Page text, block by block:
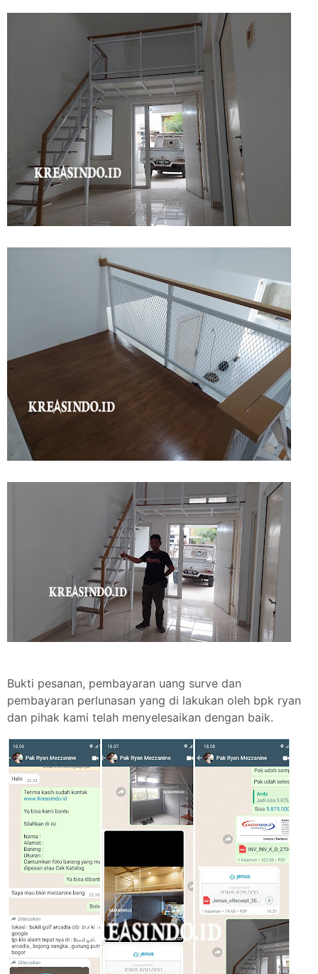
Bukti pesanan, pembayaran uang surve dan
pembayaran perlunasan yang di lakukan oleh bpk ryan
dan pihak kami telah menyelesaikan dengan baik.